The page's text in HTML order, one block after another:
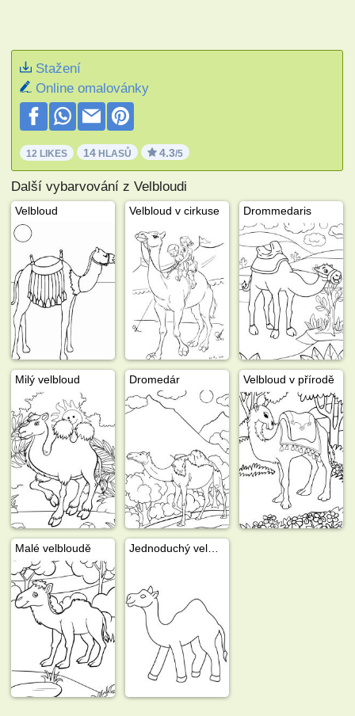
Stažení
Online omalovánky
12 LIKES 14 HLASŮ 4.3/5
Další vybarvování z Velbloudi
Velbloud Velbloud v cirkuse Drommedaris
Milý velbloud Dromedár Velbloud v přírodě
Malé velbloudě